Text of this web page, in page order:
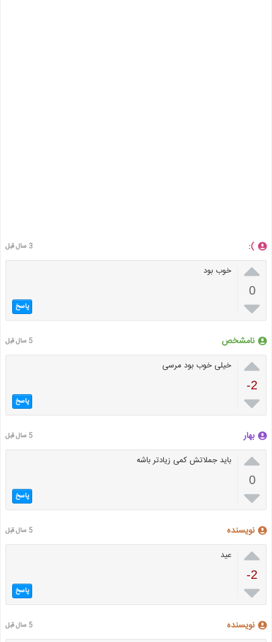
): 3 سال قبل

0

خوب بود
پاسخ
نامشخص 5 سال قبل

-2

خیلی خوب بود مرسی
پاسخ
بهار 5 سال قبل

0

باید جملاتش کمی زیادتر باشه
پاسخ
نویسنده 5 سال قبل

-2

عید
پاسخ
نویسنده 5 سال قبل